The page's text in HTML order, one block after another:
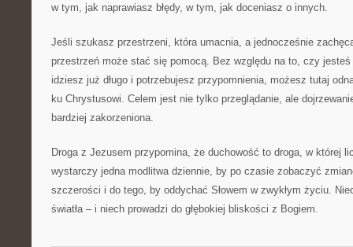
w tym, jak naprawiasz błędy, w tym, jak doceniasz o innych.
Jeśli szukasz przestrzeni, która umacnia, a jednocześnie
przestrzeń może stać się pomocą. Bez względu na to, czy
idziesz już długo i potrzebujesz przypomnienia, możesz tutaj
ku Chrystusowi. Celem jest nie tylko przeglądanie, ale
bardziej zakorzeniona.
Droga z Jezusem przypomina, że duchowość to droga, w której
wystarczy jedna modlitwa dziennie, by po czasie zobaczyć
szczerości i do tego, by oddychać Słowem w zwykłym życiu.
światła – i niech prowadzi do głębokiej bliskości z Bogiem.